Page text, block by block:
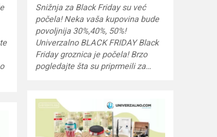
Snižnja za Black Friday su već
počela! Neka vaša kupovina bude
povoljnija 30%,40%, 50%!
Univerzalno BLACK FRIDAY Black
Friday groznica je počela! Brzo
pogledajte šta su priprmeili za…